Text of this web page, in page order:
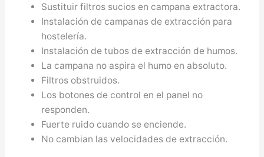
Sustituir filtros sucios en campana extractora.
Instalación de campanas de extracción para
hostelería.
Instalación de tubos de extracción de humos.
La campana no aspira el humo en absoluto.
Filtros obstruidos.
Los botones de control en el panel no
responden.
Fuerte ruido cuando se enciende.
No cambian las velocidades de extracción.